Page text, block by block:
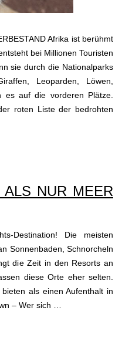
Afrika ist berühmt
bei Millionen Touristen
sie durch die Nationalparks
Leoparden, Löwen,
es auf die vorderen Plätze.
roten Liste der bedrohten
NUR MEER
Destination! Die meisten
Sonnenbaden, Schnorcheln
die Zeit in den Resorts an
diese Orte eher selten.
als einen Aufenthalt in
– Wer sich …